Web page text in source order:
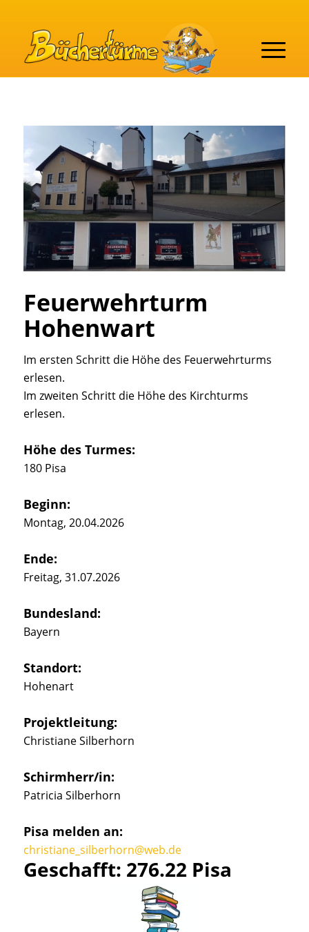
Feuerwehrturm
Hohenwart
Im ersten Schritt die Höhe des Feuerwehrturms
erlesen.
Im zweiten Schritt die Höhe des Kirchturms
erlesen.
Höhe des Turmes:
180 Pisa
Beginn:
Montag, 20.04.2026
Ende:
Freitag, 31.07.2026
Bundesland:
Bayern
Standort:
Hohenart
Projektleitung:
Christiane Silberhorn
Schirmherr/in:
Patricia Silberhorn
Pisa melden an:
christiane_silberhorn@web.de
Geschafft: 276.22 Pisa